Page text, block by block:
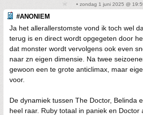
• zondag 1 juni 2025 @
#ANONIEM
Ja het allerallerstomste vond ik toch wel
terug is en direct wordt opgegeten door
dat monster wordt vervolgens ook even
naar zn eigen dimensie. Na twee
gewoon een te grote anticlimax, maar
voor.
De dynamiek tussen The Doctor, Belinda
heel raar. Ruby totaal in paniek en Doctor